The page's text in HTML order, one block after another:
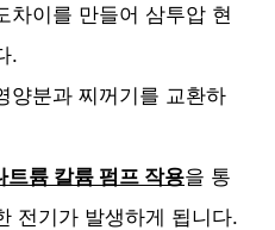
차이를 만들어 삼투압 현
.
양분과 찌꺼기를 교환하
트륨 칼륨 펌프 작용을 통
전기가 발생하게 됩니다.